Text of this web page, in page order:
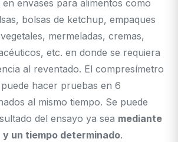
envases para alimentos como
bolsas de ketchup, empaques
mermeladas, cremas,
etc. en donde se requiera
al reventado. El compresímetro
hacer pruebas en 6
al mismo tiempo. Se puede
del ensayo ya sea mediante
un tiempo determinado.